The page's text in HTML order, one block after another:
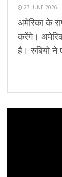
27 JUNE 2026
अमेरिका के
करेंगे।
है। रुबियो ने